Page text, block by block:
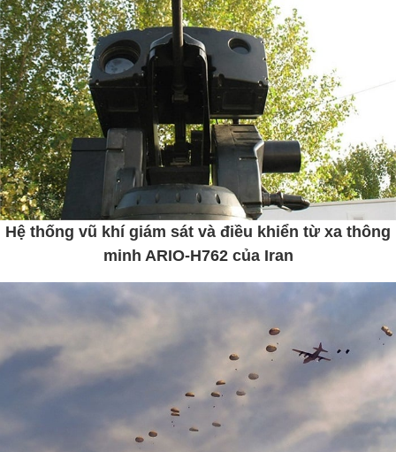
Hệ thống vũ khí giám sát và điều khiển từ xa thông
minh ARIO-H762 của Iran